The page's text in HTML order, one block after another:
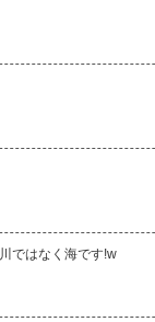
ではなく海です!w